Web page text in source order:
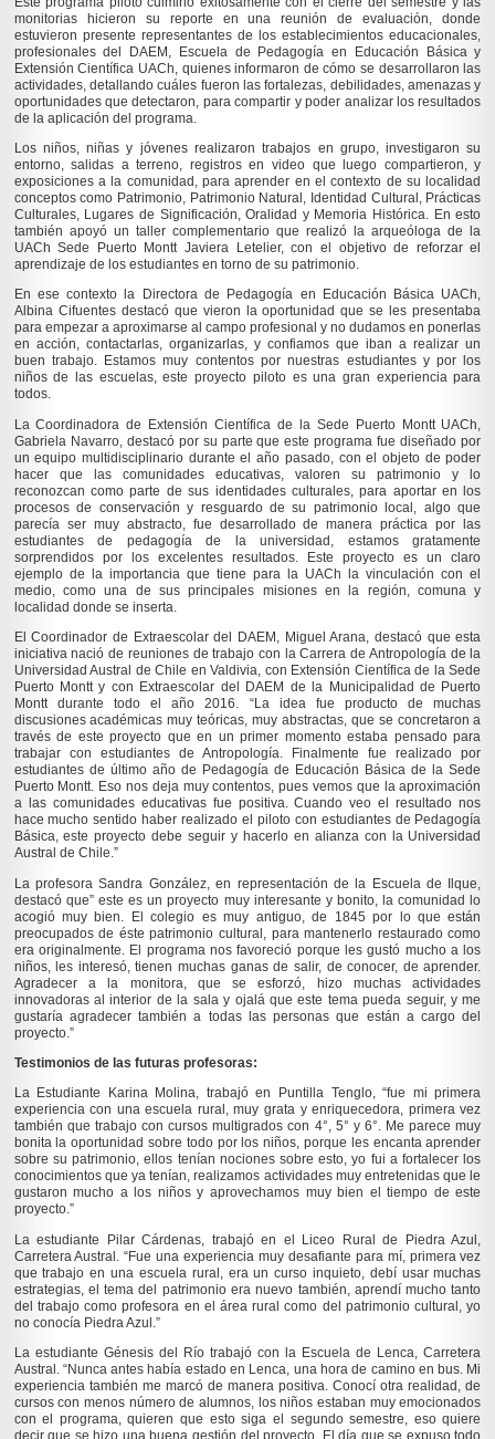
monitorias hicieron su reporte en una reunión de evaluación, donde
estuvieron presente representantes de los establecimientos educacionales,
profesionales del DAEM, Escuela de Pedagogía en Educación Básica y
Extensión Científica UACh, quienes informaron de cómo se desarrollaron las
actividades, detallando cuáles fueron las fortalezas, debilidades, amenazas y
oportunidades que detectaron, para compartir y poder analizar los resultados
de la aplicación del programa.
Los niños, niñas y jóvenes realizaron trabajos en grupo, investigaron su
entorno, salidas a terreno, registros en video que luego compartieron, y
exposiciones a la comunidad, para aprender en el contexto de su localidad
conceptos como Patrimonio, Patrimonio Natural, Identidad Cultural, Prácticas
Culturales, Lugares de Significación, Oralidad y Memoria Histórica. En esto
también apoyó un taller complementario que realizó la arqueóloga de la
UACh Sede Puerto Montt Javiera Letelier, con el objetivo de reforzar el
aprendizaje de los estudiantes en torno de su patrimonio.
En ese contexto la Directora de Pedagogía en Educación Básica UACh,
Albina Cifuentes destacó que vieron la oportunidad que se les presentaba
para empezar a aproximarse al campo profesional y no dudamos en ponerlas
en acción, contactarlas, organizarlas, y confiamos que iban a realizar un
buen trabajo. Estamos muy contentos por nuestras estudiantes y por los
niños de las escuelas, este proyecto piloto es una gran experiencia para
todos.
La Coordinadora de Extensión Científica de la Sede Puerto Montt UACh,
Gabriela Navarro, destacó por su parte que este programa fue diseñado por
un equipo multidisciplinario durante el año pasado, con el objeto de poder
hacer que las comunidades educativas, valoren su patrimonio y lo
reconozcan como parte de sus identidades culturales, para aportar en los
procesos de conservación y resguardo de su patrimonio local, algo que
parecía ser muy abstracto, fue desarrollado de manera práctica por las
estudiantes de pedagogía de la universidad, estamos gratamente
sorprendidos por los excelentes resultados. Este proyecto es un claro
ejemplo de la importancia que tiene para la UACh la vinculación con el
medio, como una de sus principales misiones en la región, comuna y
localidad donde se inserta.
El Coordinador de Extraescolar del DAEM, Miguel Arana, destacó que esta
iniciativa nació de reuniones de trabajo con la Carrera de Antropología de la
Universidad Austral de Chile en Valdivia, con Extensión Científica de la Sede
Puerto Montt y con Extraescolar del DAEM de la Municipalidad de Puerto
Montt durante todo el año 2016. “La idea fue producto de muchas
discusiones académicas muy teóricas, muy abstractas, que se concretaron a
través de este proyecto que en un primer momento estaba pensado para
trabajar con estudiantes de Antropología. Finalmente fue realizado por
estudiantes de último año de Pedagogía de Educación Básica de la Sede
Puerto Montt. Eso nos deja muy contentos, pues vemos que la aproximación
a las comunidades educativas fue positiva. Cuando veo el resultado nos
hace mucho sentido haber realizado el piloto con estudiantes de Pedagogía
Básica, este proyecto debe seguir y hacerlo en alianza con la Universidad
Austral de Chile.”
La profesora Sandra González, en representación de la Escuela de Ilque,
destacó que” este es un proyecto muy interesante y bonito, la comunidad lo
acogió muy bien. El colegio es muy antiguo, de 1845 por lo que están
preocupados de éste patrimonio cultural, para mantenerlo restaurado como
era originalmente. El programa nos favoreció porque les gustó mucho a los
niños, les interesó, tienen muchas ganas de salir, de conocer, de aprender.
Agradecer a la monitora, que se esforzó, hizo muchas actividades
innovadoras al interior de la sala y ojalá que este tema pueda seguir, y me
gustaría agradecer también a todas las personas que están a cargo del
proyecto.”
Testimonios de las futuras profesoras:
La Estudiante Karina Molina, trabajó en Puntilla Tenglo, “fue mi primera
experiencia con una escuela rural, muy grata y enriquecedora, primera vez
también que trabajo con cursos multigrados con 4°, 5° y 6°. Me parece muy
bonita la oportunidad sobre todo por los niños, porque les encanta aprender
sobre su patrimonio, ellos tenían nociones sobre esto, yo fui a fortalecer los
conocimientos que ya tenían, realizamos actividades muy entretenidas que le
gustaron mucho a los niños y aprovechamos muy bien el tiempo de este
proyecto.”
La estudiante Pilar Cárdenas, trabajó en el Liceo Rural de Piedra Azul,
Carretera Austral. “Fue una experiencia muy desafiante para mí, primera vez
que trabajo en una escuela rural, era un curso inquieto, debí usar muchas
estrategias, el tema del patrimonio era nuevo también, aprendí mucho tanto
del trabajo como profesora en el área rural como del patrimonio cultural, yo
no conocía Piedra Azul.”
La estudiante Génesis del Río trabajó con la Escuela de Lenca, Carretera
Austral. “Nunca antes había estado en Lenca, una hora de camino en bus. Mi
experiencia también me marcó de manera positiva. Conocí otra realidad, de
cursos con menos número de alumnos, los niños estaban muy emocionados
con el programa, quieren que esto siga el segundo semestre, eso quiere
decir que se hizo una buena gestión del proyecto. El día que se expuso todo